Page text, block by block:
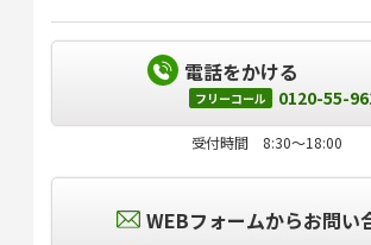
WEBフォームからお問い
電話をかける
フリーコール 0120-55-
受付時間 8:30～18:00